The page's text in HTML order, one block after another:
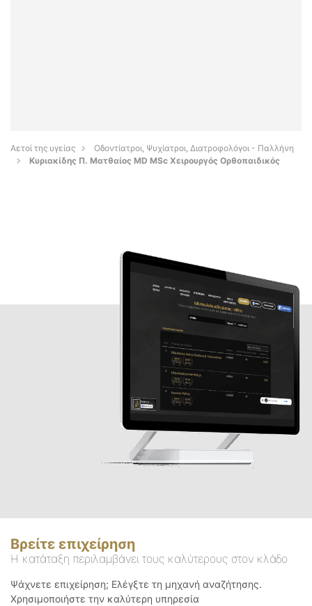
Αετοί της υγείας
Οδοντίατροι, Ψυχίατροι, Διατροφολόγοι - Παλλήνη
Κυριακίδης Π. Ματθαίος MD MSc Χειρουργός Ορθοπαιδικός
Βρείτε επιχείρηση
Η κατάταξη περιλαμβάνει τους καλύτερους στον κλάδο
Ψάχνετε επιχείρηση; Ελέγξτε τη μηχανή αναζήτησης.
Χρησιμοποιήστε την καλύτερη υπηρεσία